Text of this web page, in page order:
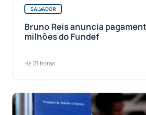
SALVADOR
Bruno Reis anuncia
milhões do Fundef
Há 21 horas